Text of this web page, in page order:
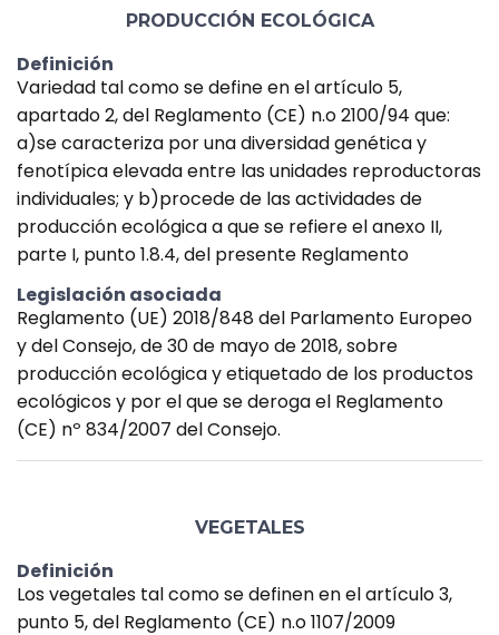
PRODUCCIÓN ECOLÓGICA
Definición
Variedad tal como se define en el artículo 5,
apartado 2, del Reglamento (CE) n.o 2100/94 que:
a)se caracteriza por una diversidad genética y
fenotípica elevada entre las unidades reproductoras
individuales; y b)procede de las actividades de
producción ecológica a que se refiere el anexo II,
parte I, punto 1.8.4, del presente Reglamento
Legislación asociada
Reglamento (UE) 2018/848 del Parlamento Europeo
y del Consejo, de 30 de mayo de 2018, sobre
producción ecológica y etiquetado de los productos
ecológicos y por el que se deroga el Reglamento
(CE) nº 834/2007 del Consejo.
VEGETALES
Definición
Los vegetales tal como se definen en el artículo 3,
punto 5, del Reglamento (CE) n.o 1107/2009